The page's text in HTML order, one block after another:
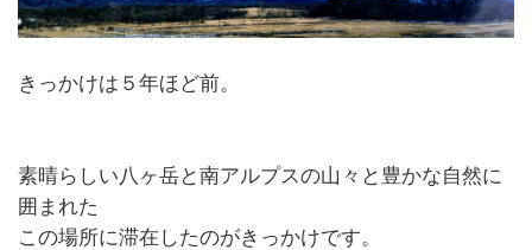
きっかけは５年ほど前。
素晴らしい八ヶ岳と南アルプスの山々と豊かな自然に
囲まれた
この場所に滞在したのがきっかけです。